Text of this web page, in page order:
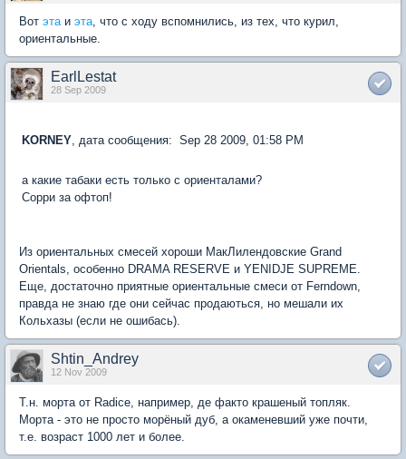
Вот этаи эта, что с ходу вспомнились, из тех, что курил,
ориентальные.
EarlLestat
28 Sep 2009
KORNEY, дата сообщения: Sep 28 2009, 01:58 PM
а какие табаки есть только с ориенталами?
Сорри за офтоп!
Из ориентальных смесей хороши МакЛилендовские Grand
Orientals, особенно DRAMA RESERVE и YENIDJE SUPREME.
Еще, достаточно приятные ориентальные смеси от Ferndown,
правда не знаю где они сейчас продаються, но мешали их
Кольхазы (если не ошибась).
Shtin_Andrey
12 Nov 2009
Т.н. морта от Radice, например, де факто крашеный топляк.
Морта - это не просто морёный дуб, а окаменевший уже почти,
т.е. возраст 1000 лет и более.